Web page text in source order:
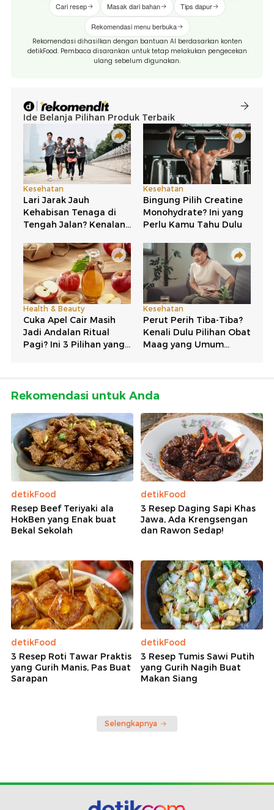
Cari resep Masak dari bahan Tips dapur
Rekomendasi menu berbuka
Rekomendasi dihasilkan dengan bantuan AI berdasarkan konten
detikFood. Pembaca disarankan untuk tetap melakukan pengecekan
ulang sebelum digunakan.
Rekomendasi untuk Anda
detikFood
Resep Beef Teriyaki ala
HokBen yang Enak buat
Bekal Sekolah
detikFood
3 Resep Daging Sapi Khas
Jawa, Ada Krengsengan
dan Rawon Sedap!
detikFood
3 Resep Roti Tawar Praktis
yang Gurih Manis, Pas Buat
Sarapan
detikFood
3 Resep Tumis Sawi Putih
yang Gurih Nagih Buat
Makan Siang
Selengkapnya